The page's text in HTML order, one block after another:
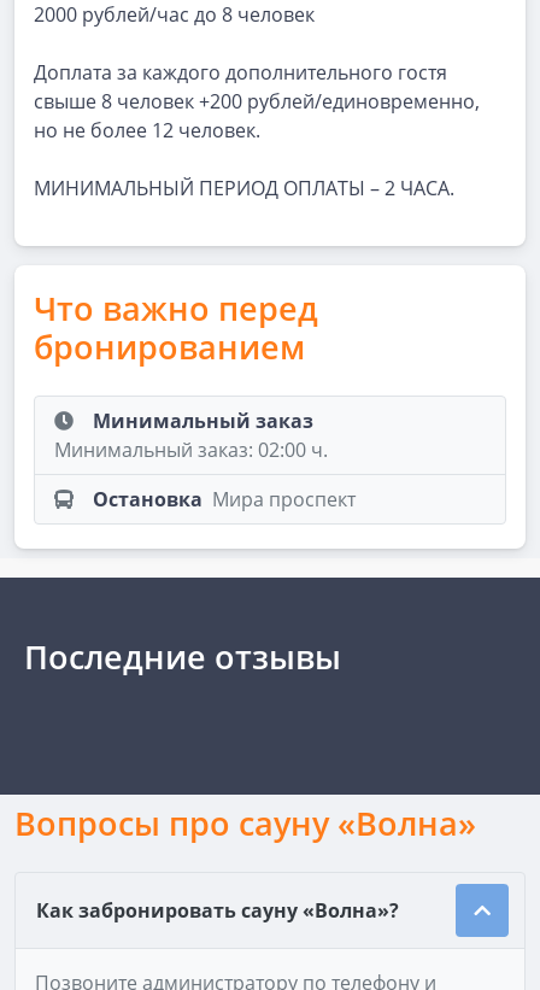
2000 рублей/час до 8 человек
Доплата за каждого дополнительного гостя
свыше 8 человек +200 рублей/единовременно,
но не более 12 человек.
МИНИМАЛЬНЫЙ ПЕРИОД ОПЛАТЫ – 2 ЧАСА.
Что важно перед
бронированием
Минимальный заказ
Минимальный заказ: 02:00 ч.
Остановка Мира проспект
Последние отзывы
Вопросы про сауну «Волна»
Как забронировать сауну «Волна»?
Позвоните администратору по телефону и